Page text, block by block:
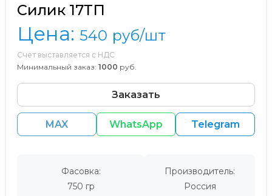
Силик 17ТП
Цена: 540 руб/шт
Счет выставляется с НДС
Минимальный заказ: 1000 руб.
Заказать
MAX WhatsApp Telegram
Фасовка:
750 гр
Производитель:
Россия